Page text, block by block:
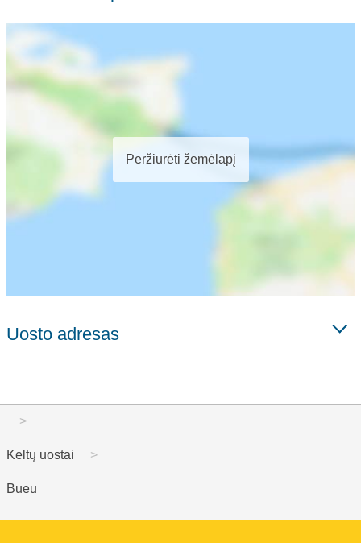
Peržiūrėti žemėlapį
Uosto adresas
Keltų uostai
Bueu